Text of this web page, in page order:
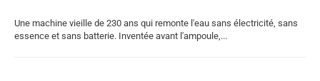
Une machine vieille de 230 ans qui remonte l'eau sans électricité, sans
essence et sans batterie. Inventée avant l'ampoule,...